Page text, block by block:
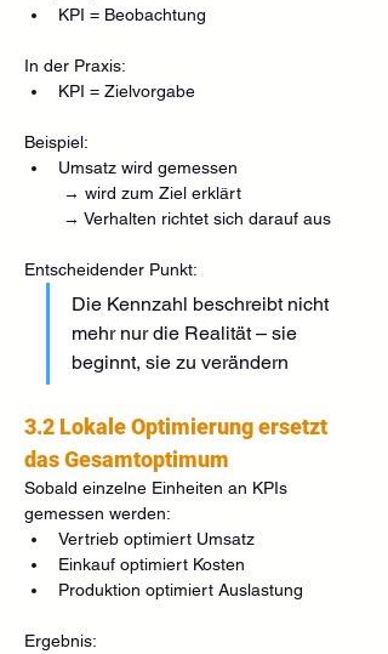
KPI = Beobachtung
In der Praxis:
KPI = Zielvorgabe
Beispiel:
Umsatz wird gemessen
→ wird zum Ziel erklärt
→ Verhalten richtet sich darauf aus
Entscheidender Punkt:
Die Kennzahl beschreibt nicht
mehr nur die Realität – sie
beginnt, sie zu verändern
3.2 Lokale Optimierung ersetzt
das Gesamtoptimum
Sobald einzelne Einheiten an KPIs
gemessen werden:
Vertrieb optimiert Umsatz
Einkauf optimiert Kosten
Produktion optimiert Auslastung
Ergebnis: